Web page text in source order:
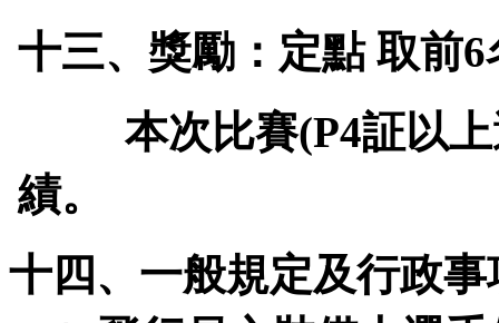
十三、獎勵：定點取前6
本次比賽(P4証以
績。
十四、一般規定及行政